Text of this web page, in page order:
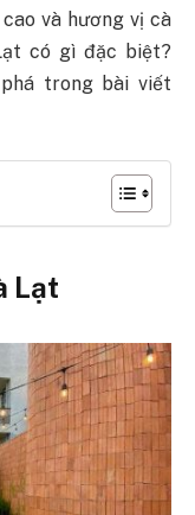
cao và hương vị cà
có gì đặc biệt?
trong bài viết
Lạt